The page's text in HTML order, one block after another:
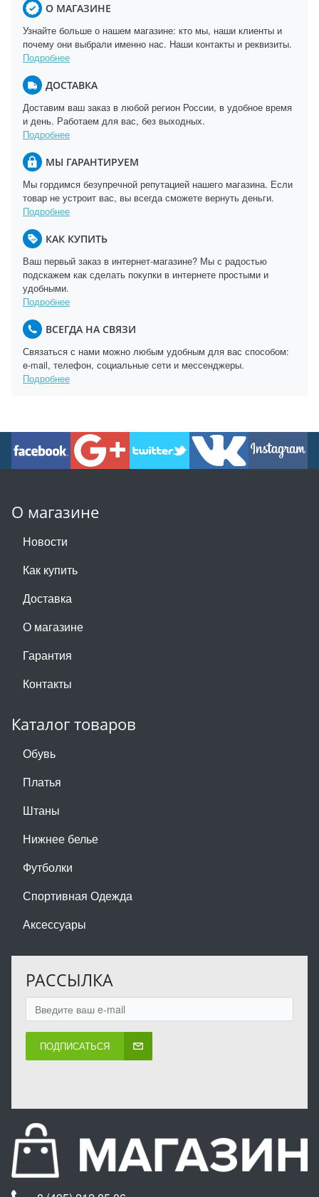
О МАГАЗИНЕ
Узнайте больше о нашем магазине: кто мы, наши клиенты и
почему они выбрали именно нас. Наши контакты и реквизиты.
Подробнее
ДОСТАВКА
Доставим ваш заказ в любой регион России, в удобное время
и день. Работаем для вас, без выходных.
Подробнее
МЫ ГАРАНТИРУЕМ
Мы гордимся безупречной репутацией нашего магазина. Если
товар не устроит вас, вы всегда сможете вернуть деньги.
Подробнее
КАК КУПИТЬ
Ваш первый заказ в интернет-магазине? Мы с радостью
подскажем как сделать покупки в интернете простыми и
удобными.
Подробнее
ВСЕГДА НА СВЯЗИ
Связаться с нами можно любым удобным для вас способом:
e-mail, телефон, социальные сети и мессенджеры.
Подробнее
О магазине
Новости
Как купить
Доставка
О магазине
Гарантия
Контакты
Каталог товаров
Обувь
Платья
Штаны
Нижнее белье
Футболки
Спортивная Одежда
Аксессуары
РАССЫЛКА
ПОДПИСАТЬСЯ